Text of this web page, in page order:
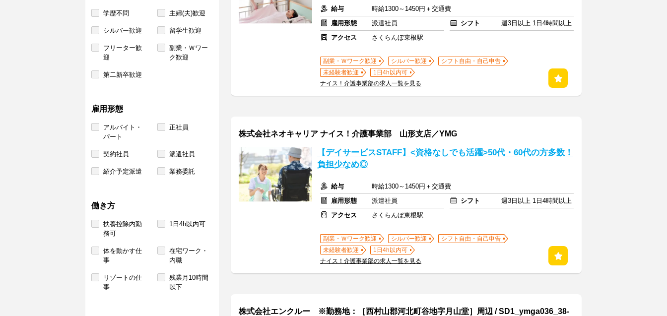
学歴不問 主婦(夫)歓迎
シルバー歓迎 留学生歓迎
フリーター歓
迎
副業・Ｗワー
ク歓迎
第二新卒歓迎
雇用形態
アルバイト・
パート
正社員
契約社員 派遣社員
紹介予定派遣 業務委託
働き方
扶養控除内勤
務可
1日4h以内可
体を動かす仕
事
在宅ワーク・
内職
リゾートの仕
事
残業月10時間
以下
給与
時給1300～1450円＋交通費
雇用形態
派遣社員 シフト
週3日以上 1日4時間以上
アクセス
さくらんぼ東根駅
副業・Ｗワーク歓迎 シルバー歓迎
シフト自由・自己申告
未経験者歓迎
1日4h以内可
ナイス！介護事業部の求人一覧を見る
株式会社ネオキャリア ナイス！介護事業部 山形支店／YMG
【デイサービスSTAFF】<資格なしでも活躍>50代・60代の方多数！
負担少なめ◎
給与
時給1300～1450円＋交通費
雇用形態
派遣社員 シフト
週3日以上 1日4時間以上
アクセス
さくらんぼ東根駅
副業・Ｗワーク歓迎 シルバー歓迎
シフト自由・自己申告
未経験者歓迎
1日4h以内可
ナイス！介護事業部の求人一覧を見る
株式会社エンクルー ※勤務地：［西村山郡河北町谷地字月山堂］周辺 / SD1_ymga036_38-